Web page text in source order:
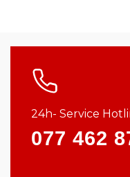
24h- Service
077 462